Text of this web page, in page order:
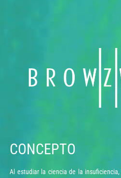
CONCEPTO
Al estudiar la ciencia de la